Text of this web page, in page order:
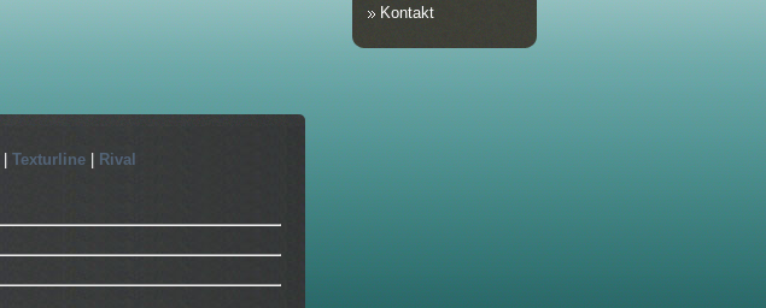
Texturline Rival
Kontakt